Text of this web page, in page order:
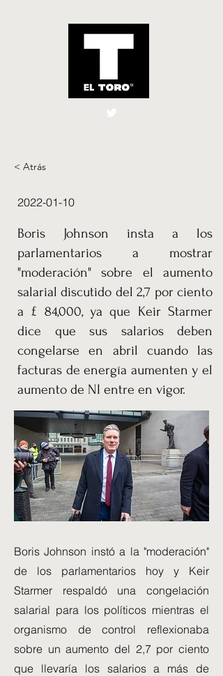
El Toro España
< Atrás
2022-01-10
Boris Johnson insta a los
parlamentarios a mostrar
"moderación" sobre el aumento
salarial discutido del 2,7 por ciento
a £ 84,000, ya que Keir Starmer
dice que sus salarios deben
congelarse en abril cuando las
facturas de energía aumenten y el
aumento de NI entre en vigor.
Boris Johnson instó a la "moderación"
de los parlamentarios hoy y Keir
Starmer respaldó una congelación
salarial para los políticos mientras el
organismo de control reflexionaba
sobre un aumento del 2,7 por ciento
que llevaría los salarios a más de